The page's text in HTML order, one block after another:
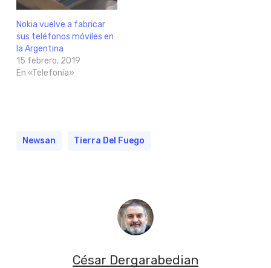
Nokia vuelve a fabricar
sus teléfonos móviles en
la Argentina
15 febrero, 2019
En «Telefonía»
Newsan Tierra Del Fuego
César Dergarabedian